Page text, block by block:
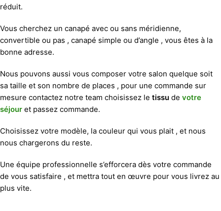
réduit.
Vous cherchez un canapé avec ou sans méridienne,
convertible ou pas , canapé simple ou d’angle , vous êtes à la
bonne adresse.
Nous pouvons aussi vous composer votre salon quelque soit
sa taille et son nombre de places , pour une commande sur
mesure contactez notre team choisissez le tissu de votre
séjour et passez commande.
Choisissez votre modèle, la couleur qui vous plait , et nous
nous chargerons du reste.
Une équipe professionnelle s’efforcera dès votre commande
de vous satisfaire , et mettra tout en œuvre pour vous livrez au
plus vite.